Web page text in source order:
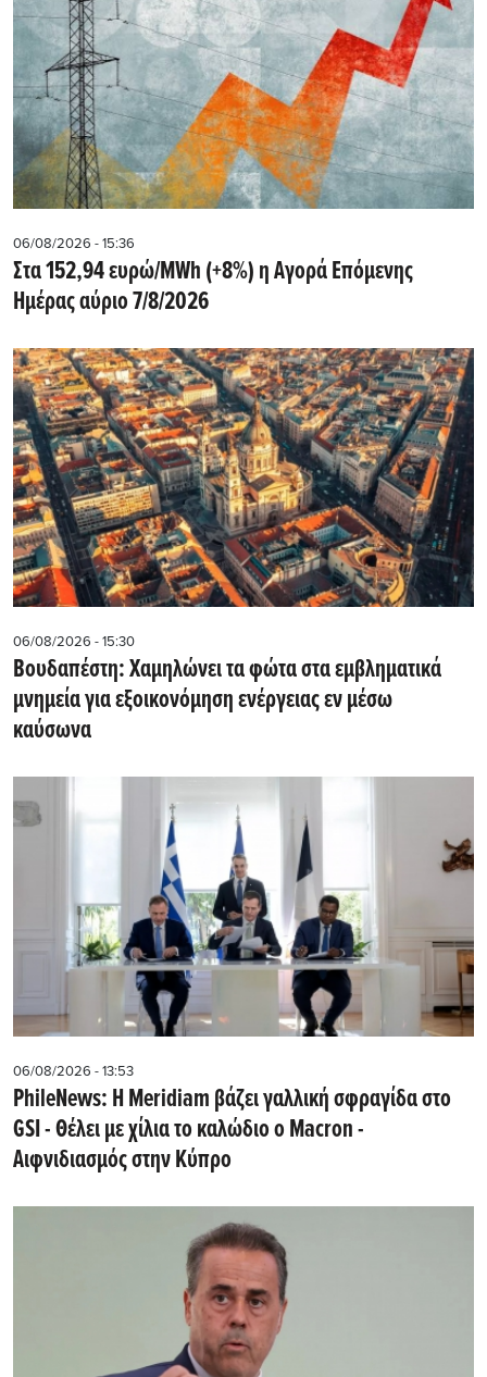
06/08/2026 - 15:36
Στα 152,94 ευρώ/MWh (+8%) η Αγορά Επόμενης
Ημέρας αύριο 7/8/2026
06/08/2026 - 15:30
Βουδαπέστη: Χαμηλώνει τα φώτα στα εμβληματικά
μνημεία για εξοικονόμηση ενέργειας εν μέσω
καύσωνα
06/08/2026 - 13:53
PhileNews: Η Meridiam βάζει γαλλική σφραγίδα στο
GSI - Θέλει με χίλια το καλώδιο ο Macron -
Αιφνιδιασμός στην Κύπρο